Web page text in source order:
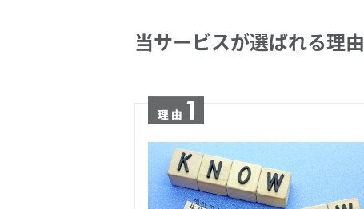
当サービスが選ばれる理由